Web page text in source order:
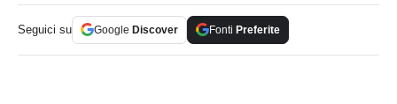
Seguici su Google Discover Fonti Preferite